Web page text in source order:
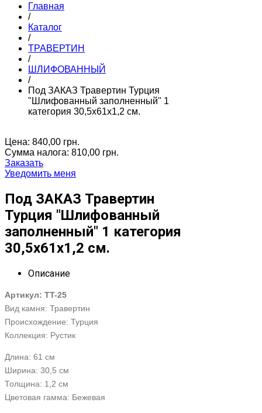
Главная
/
Каталог
/
ТРАВЕРТИН
/
ШЛИФОВАННЫЙ
/
Под ЗАКАЗ Травертин Турция
"Шлифованный заполненный" 1
категория 30,5х61х1,2 см.
Цена: 840,00 грн.
Сумма налога: 810,00 грн.
Заказать
Уведомить меня
Под ЗАКАЗ Травертин
Турция "Шлифованный
заполненный" 1 категория
30,5х61х1,2 см.
Описание
Артикул: TT-25
Вид камня: Травертин
Происхождение: Турция
Коллекция: Рустик
Длина: 61 см
Ширина: 30,5 см
Толщина: 1,2 см
Цветовая гамма: Бежевая